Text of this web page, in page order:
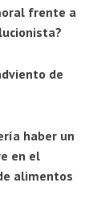
frente a
de
haber un
en el
alimentos